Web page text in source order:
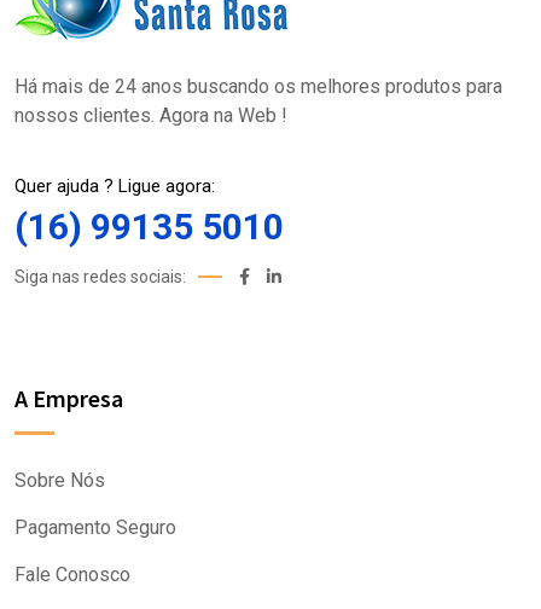
Há mais de 24 anos buscando os melhores produtos para
nossos clientes. Agora na Web !
Quer ajuda ? Ligue agora:
(16) 99135 5010
Siga nas redes sociais:
A Empresa
Sobre Nós
Pagamento Seguro
Fale Conosco